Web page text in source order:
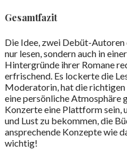
Gesamtfazit
Die Idee, zwei Debüt-Autoren
nur lesen, sondern auch in
Hintergründe ihrer Romane
erfrischend. Es lockerte die
Moderatorin, hat die
eine persönliche Atmosphäre
Konzerte eine Plattform sein,
und Lust zu bekommen, die
ansprechende Konzepte wie
wichtig!